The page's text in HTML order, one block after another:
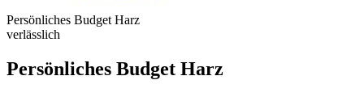
Persönliches Budget Harz
verlässlich
Persönliches Budget Harz